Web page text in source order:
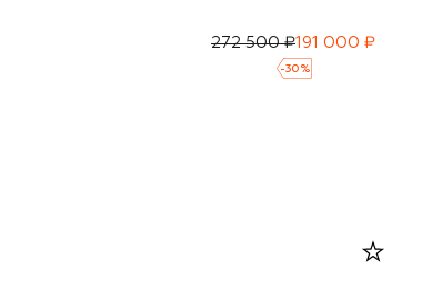
272 500 ₽191 000 ₽
-30 %